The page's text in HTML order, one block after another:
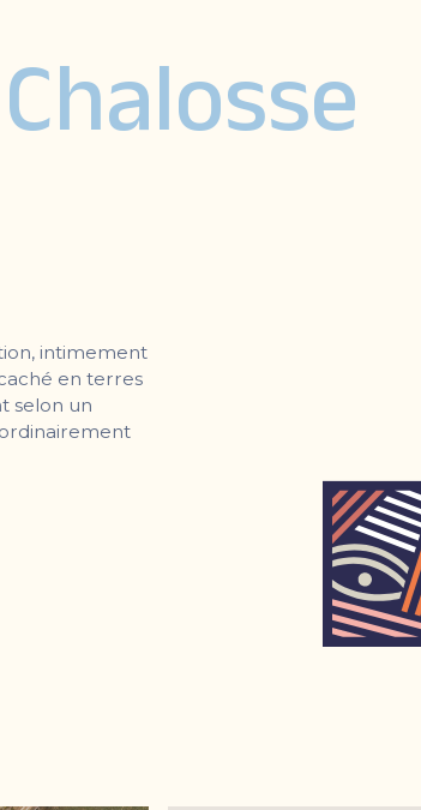
intimement
en terres
selon un